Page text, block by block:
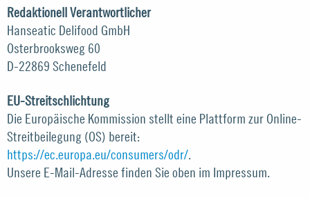
Redaktionell Verantwortlicher
Hanseatic Delifood GmbH
Osterbrooksweg 60
D-22869 Schenefeld
EU-Streitschlichtung
Die Europäische Kommission stellt eine Plattform zur Online-
Streitbeilegung (OS) bereit:
https://ec.europa.eu/consumers/odr/.
Unsere E-Mail-Adresse finden Sie oben im Impressum.